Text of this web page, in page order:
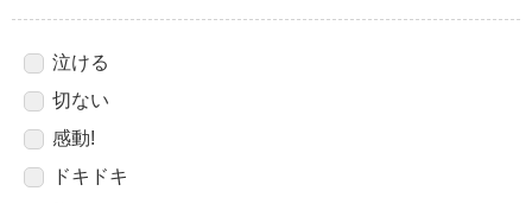
泣ける
切ない
感動!
ドキドキ